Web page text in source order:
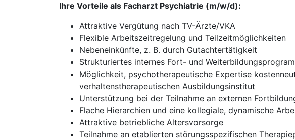
Ihre Vorteile als Facharzt Psychiatrie (m/w/d):
Attraktive Vergütung nach TV-Ärzte/VKA
Flexible Arbeitszeitregelung und Teilzeitmöglichkeiten
Nebeneinkünfte, z. B. durch Gutachtertätigkeit
Strukturiertes internes Fort- und
Möglichkeit, psychotherapeutische Expertise
verhaltenstherapeutischen Ausbildungsinstitut
Unterstützung bei der Teilnahme an externen
Flache Hierarchien und eine kollegiale, dynamische
Attraktive betriebliche Altersvorsorge
Teilnahme an etablierten störungsspezifischen